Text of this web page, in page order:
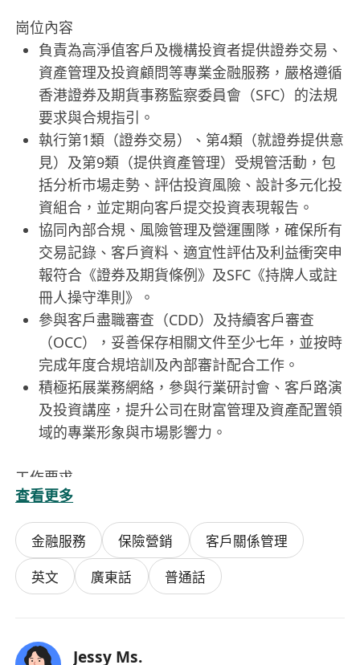
崗位內容
負責為高淨值客戶及機構投資者提供證券交易、
資產管理及投資顧問等專業金融服務，嚴格遵循
香港證券及期貨事務監察委員會（SFC）的法規
要求與合規指引。
執行第1類（證券交易）、第4類（就證券提供意
見）及第9類（提供資產管理）受規管活動，包
括分析市場走勢、評估投資風險、設計多元化投
資組合，並定期向客戶提交投資表現報告。
協同內部合規、風險管理及營運團隊，確保所有
交易記錄、客戶資料、適宜性評估及利益衝突申
報符合《證券及期貨條例》及SFC《持牌人或註
冊人操守準則》。
參與客戶盡職審查（CDD）及持續客戶審查
（OCC），妥善保存相關文件至少七年，並按時
完成年度合規培訓及內部審計配合工作。
積極拓展業務網絡，參與行業研討會、客戶路演
及投資講座，提升公司在財富管理及資產配置領
域的專業形象與市場影響力。
工作要求
必須持有香港SFC頒發的有效牌照，具備第1
類、第4類及第9類受規管活動之持牌代表資格，
且無未解決之紀律處分紀錄。
具備至少三年以上於持牌法團從事證券交易、投
資顧問或資產管理相關工作經驗，熟悉港股、美
議書、風險披露文件及合規申報材料；粵語為日
查看更多
金融服務 保險營銷
客戶關係管理
英文
廣東話 普通話
Jessy Ms.